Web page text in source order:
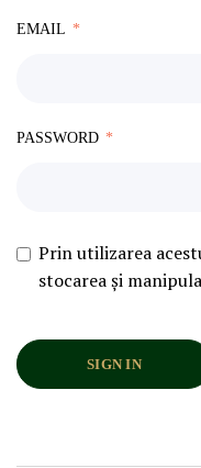
EMAIL
PASSWORD
Prin utilizarea
stocarea și
SIGN IN